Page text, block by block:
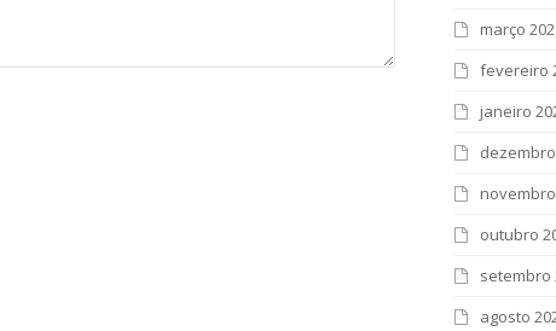
março
fevereiro
janeiro
outubro
setembro
agosto